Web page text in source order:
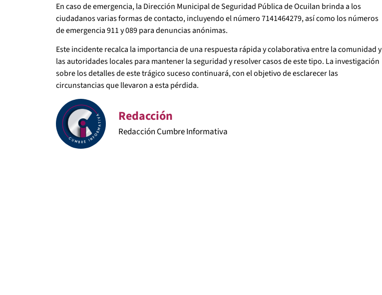
En caso de emergencia, la Dirección Municipal de Seguridad Pública de Ocuilan brinda a los
ciudadanos varias formas de contacto, incluyendo el número 7141464279, así como los números
de emergencia 911 y 089 para denuncias anónimas.
Este incidente recalca la importancia de una respuesta rápida y colaborativa entre la comunidad y
las autoridades locales para mantener la seguridad y resolver casos de este tipo. La investigación
sobre los detalles de este trágico suceso continuará, con el objetivo de esclarecer las
circunstancias que llevaron a esta pérdida.
Redacción
Redacción Cumbre Informativa